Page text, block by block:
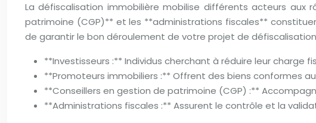
La défiscalisation immobilière mobilise différents acteurs aux
patrimoine (CGP)** et les **administrations fiscales**
de garantir le bon déroulement de votre projet de
**Investisseurs :** Individus cherchant à réduire leur charge
**Promoteurs immobiliers :** Offrent des biens conformes
**Conseillers en gestion de patrimoine (CGP) :**
**Administrations fiscales :** Assurent le contrôle et la